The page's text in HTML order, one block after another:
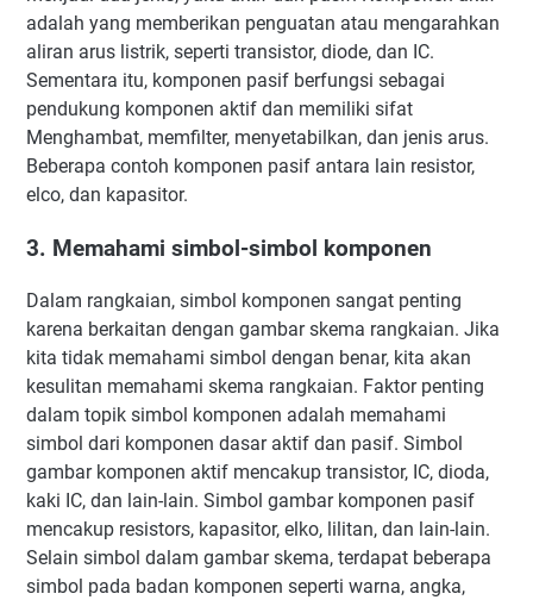
adalah yang memberikan penguatan atau mengarahkan
aliran arus listrik, seperti transistor, diode, dan IC.
Sementara itu, komponen pasif berfungsi sebagai
pendukung komponen aktif dan memiliki sifat
Menghambat, memfilter, menyetabilkan, dan jenis arus.
Beberapa contoh komponen pasif antara lain resistor,
elco, dan kapasitor.
3. Memahami simbol-simbol komponen
Dalam rangkaian, simbol komponen sangat penting
karena berkaitan dengan gambar skema rangkaian. Jika
kita tidak memahami simbol dengan benar, kita akan
kesulitan memahami skema rangkaian. Faktor penting
dalam topik simbol komponen adalah memahami
simbol dari komponen dasar aktif dan pasif. Simbol
gambar komponen aktif mencakup transistor, IC, dioda,
kaki IC, dan lain-lain. Simbol gambar komponen pasif
mencakup resistors, kapasitor, elko, lilitan, dan lain-lain.
Selain simbol dalam gambar skema, terdapat beberapa
simbol pada badan komponen seperti warna, angka,